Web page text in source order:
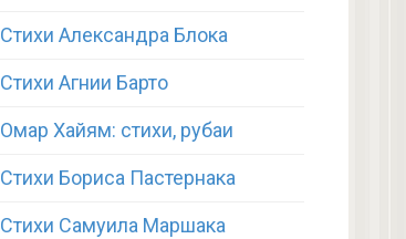
Стихи Александра Блока
Стихи Агнии Барто
Омар Хайям: стихи, рубаи
Стихи Бориса Пастернака
Стихи Самуила Маршака